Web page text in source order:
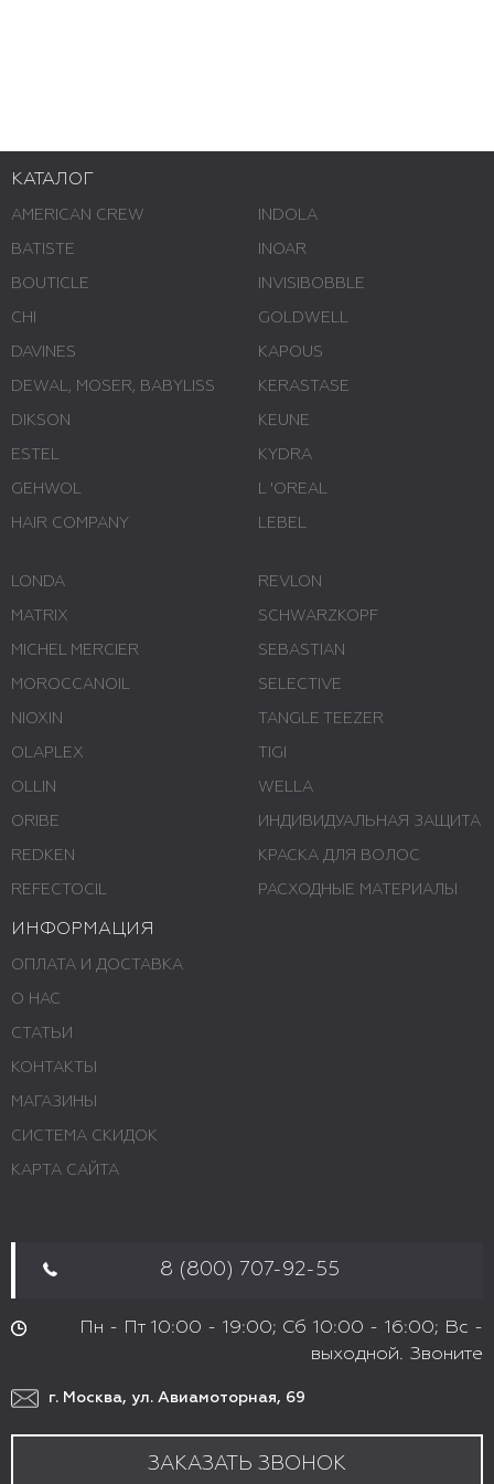
КАТАЛОГ
AMERICAN CREW
BATISTE
BOUTICLE
CHI
DAVINES
DEWAL, MOSER, BABYLISS
DIKSON
ESTEL
GEHWOL
HAIR COMPANY
INDOLA
INOAR
INVISIBOBBLE
GOLDWELL
KAPOUS
KERASTASE
KEUNE
KYDRA
L 'ОREAL
LEBEL
LONDA
MATRIX
MICHEL MERCIER
MOROCCANOIL
NIOXIN
OLAPLEX
OLLIN
ORIBE
REDKEN
REFECTOCIL
REVLON
SCHWARZKOPF
SEBASTIAN
SELECTIVE
TANGLE TEEZER
TIGI
WELLA
ИНДИВИДУАЛЬНАЯ ЗАЩИТА
КРАСКА ДЛЯ ВОЛОС
РАСХОДНЫЕ МАТЕРИАЛЫ
ИНФОРМАЦИЯ
ОПЛАТА И ДОСТАВКА
О НАС
СТАТЬИ
КОНТАКТЫ
МАГАЗИНЫ
СИСТЕМА СКИДОК
КАРТА САЙТА
8 (800) 707-92-55
Пн - Пт 10:00 - 19:00; Сб 10:00 - 16:00; Вс -
выходной. Звоните
г. Москва, ул. Авиамоторная, 69
ЗАКАЗАТЬ ЗВОНОК